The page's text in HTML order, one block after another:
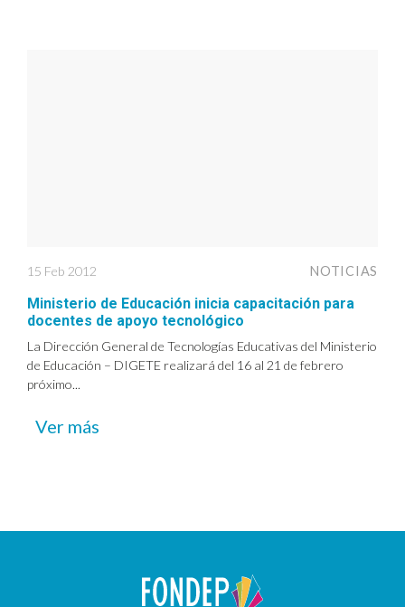
15 Feb 2012 NOTICIAS
Ministerio de Educación inicia capacitación para
docentes de apoyo tecnológico
La Dirección General de Tecnologías Educativas del Ministerio
de Educación – DIGETE realizará del 16 al 21 de febrero
próximo...
Ver más